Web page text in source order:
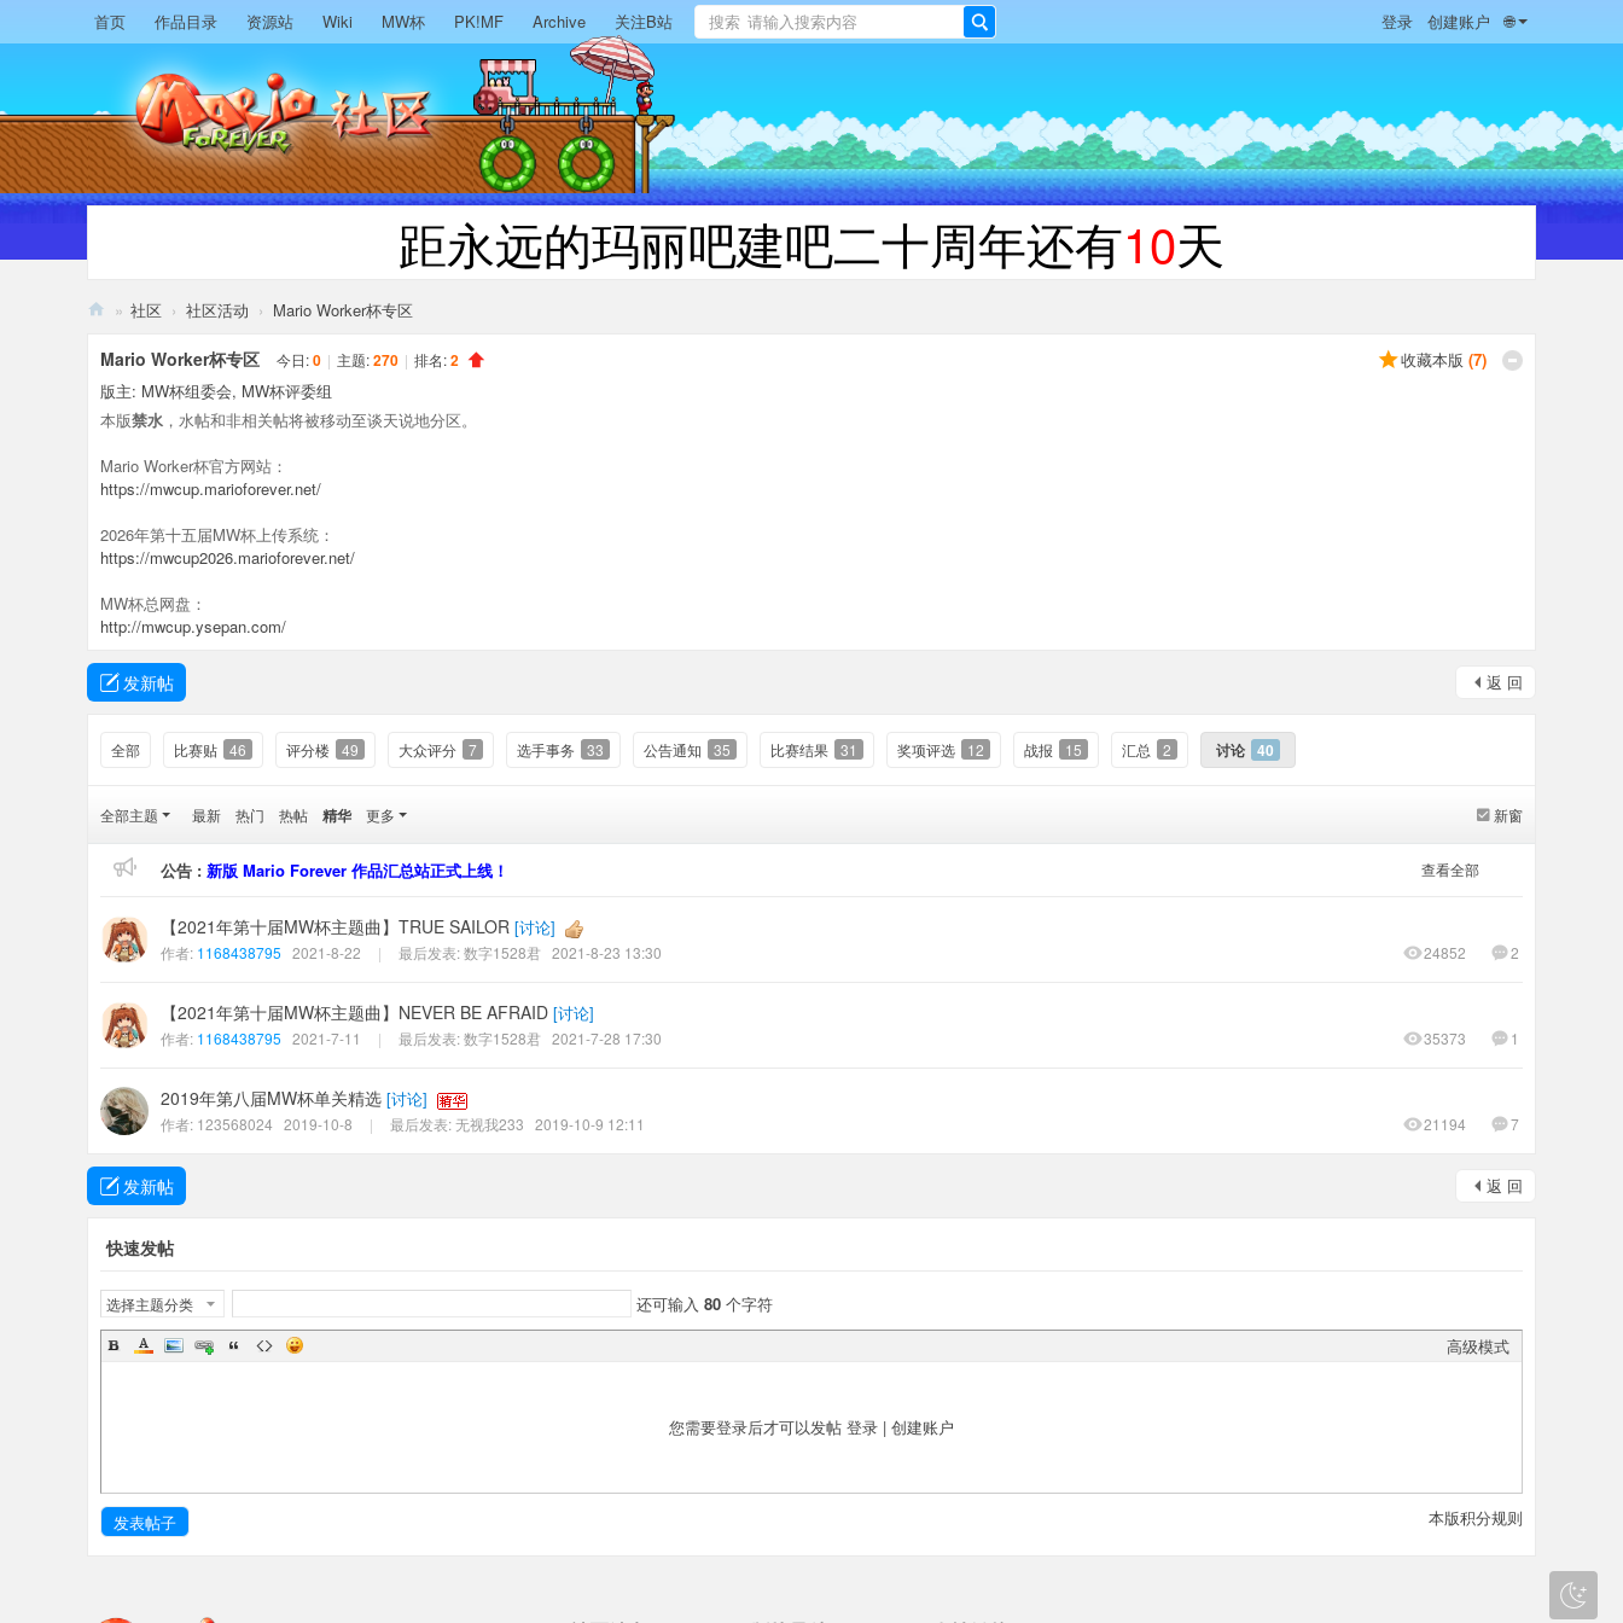
首页 作品目录 资源站 Wiki MW杯 PK!MF Archive 关注B站 搜索
索
登录 创建账户 🌐
距永远的玛丽吧建吧二十周年还有10天
o
or
er
区
» 社区 › 社区活动 › Mario Worker杯专区
收藏本版 (7)
Mario Worker杯专区 今日:0 | 主题:270 | 排名:2
版主: MW杯组委会, MW杯评委组
本版禁水 ，水帖和非相关帖将被移动至谈天说地分区。
Mario Worker杯官方网站：
https://mwcup.marioforever.net/
2026年第十五届MW杯上传系统：
https://mwcup2026.marioforever.net/
MW杯总网盘：
http://mwcup.ysepan.com/
返 回
发新帖
全部 比赛贴 46 评分楼 49 大众评分 7 选手事务 33 公告通知 35 比赛结果 31 奖项评选 12 战报 15 汇总 2 讨论 40
新窗
全部主题 最新 热门 热帖 精华 更多
公告 : 新版 Mario Forever 作品汇总站正式上线！ 查看全部
【2021年第十届MW杯主题曲】TRUE SAILOR [讨论]
作者: 1168438795 2021-8-22 | 最后发表:数字1528君 2021-8-23 13:30 2
24852
【2021年第十届MW杯主题曲】NEVER BE AFRAID [讨论]
作者: 1168438795 2021-7-11 | 最后发表:数字1528君 2021-7-28 17:30 1
35373
2019年第八届MW杯单关精选 [讨论]
作者: 123568024 2019-10-8 | 最后发表:无视我233 2019-10-9 12:11 7
21194
返 回
发新帖
快速发帖
选择主题分类 还可输入 80 个字符
高级模式
您需要登录后才可以发帖 登录 | 创建账户
本版积分规则
发表帖子